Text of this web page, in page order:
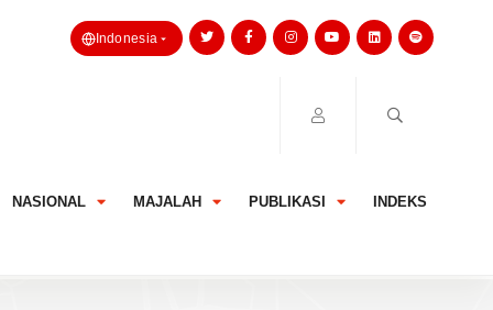
Indonesia
NASIONAL MAJALAH PUBLIKASI INDEKS